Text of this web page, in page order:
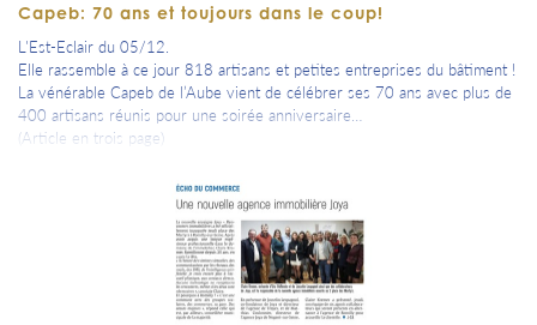
Capeb: 70 ans et toujours dans le coup!
L'Est-Eclair du 05/12.
Elle rassemble à ce jour 818 artisans et petites entreprises du bâtiment !
La vénérable Capeb de l’Aube vient de célébrer ses 70 ans avec plus de
400 artisans réunis pour une soirée anniversaire…
(Article en trois page)